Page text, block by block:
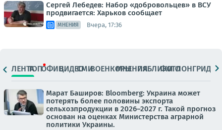
Сергей Лебедев: Набор «добровольцев» в ВСУ
продвигается: Харьков сообщает
МНЕНИЯ Вчера, 17:36
ЛЕНТАТОПОФИЦ.ВИДЕОСМИВОЕНКОРЫМНЕНИЯПАБЛИКИ
ФОТОЛОНГРИДЫ
Марат Баширов: Bloomberg: Украина может
потерять более половины экспорта
сельхозпродукции в 2026–2027 г. Такой прогноз
основан на оценках Министерства аграрной
политики Украины.